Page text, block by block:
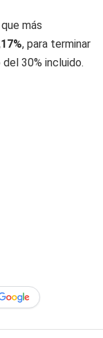
más
, para terminar
30% incluido.